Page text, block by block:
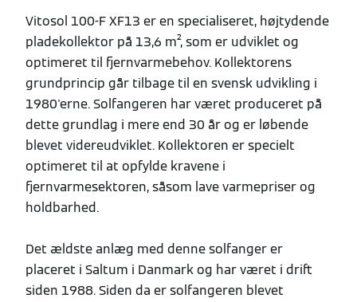
Vitosol 100-F XF13 er en specialiseret, højtydende
pladekollektor på 13,6 m², som er udviklet og
optimeret til fjernvarmebehov. Kollektorens
grundprincip går tilbage til en svensk udvikling i
1980'erne. Solfangeren har været produceret på
dette grundlag i mere end 30 år og er løbende
blevet videreudviklet. Kollektoren er specielt
optimeret til at opfylde kravene i
fjernvarmesektoren, såsom lave varmepriser og
holdbarhed.
Det ældste anlæg med denne solfanger er
placeret i Saltum i Danmark og har været i drift
siden 1988. Siden da er solfangeren blevet